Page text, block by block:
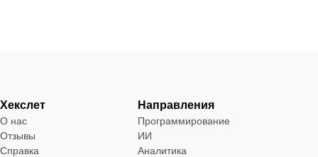
Хекслет
О нас
Отзывы
Справка
Направления
Программирование
ИИ
Аналитика